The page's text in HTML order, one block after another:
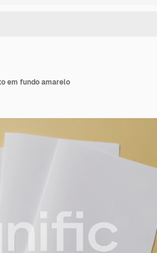
em fundo amarelo